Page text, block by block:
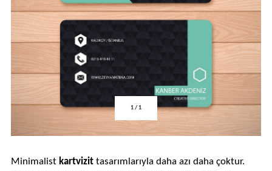
1/1
Minimalist kartvizittasarımlarıyla daha azı daha çoktur.